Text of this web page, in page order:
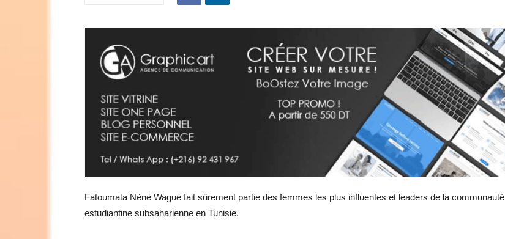
Fatoumata Nènè Waguè fait sûrement partie des femmes les plus influentes et leaders de la communauté
estudiantine subsaharienne en Tunisie.